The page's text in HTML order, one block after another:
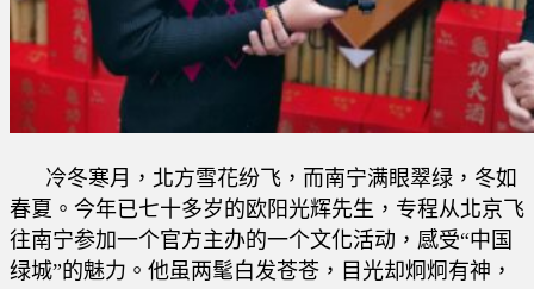
冷冬寒月，北方雪花纷飞，而南宁满眼翠绿，冬如
春夏。今年已七十多岁的欧阳光辉先生，专程从北京飞
往南宁参加一个官方主办的一个文化活动，感受“中国
绿城”的魅力。他虽两髦白发苍苍，目光却炯炯有神，